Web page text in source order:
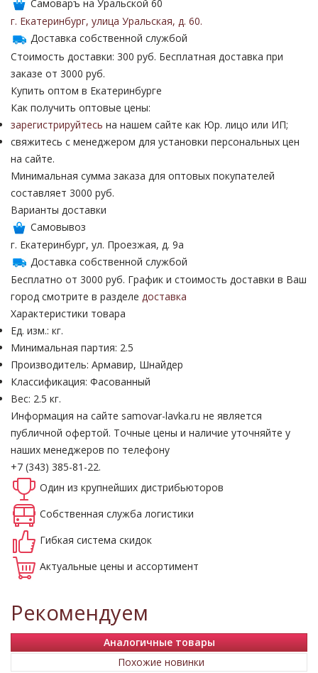
Самоваръ на Уральской 60
г. Екатеринбург, улица Уральская, д. 60.
Доставка собственной службой
Стоимость доставки: 300 руб. Бесплатная доставка при
заказе от 3000 руб.
Купить оптом в Екатеринбурге
Как получить оптовые цены:
зарегистрируйтесь на нашем сайте как Юр. лицо или ИП;
свяжитесь с менеджером для установки персональных цен
на сайте.
Минимальная сумма заказа для оптовых покупателей
составляет 3000 руб.
Варианты доставки
Самовывоз
г. Екатеринбург, ул. Проезжая, д. 9а
Доставка собственной службой
Бесплатно от 3000 руб. График и стоимость доставки в Ваш
город смотрите в разделе доставка
Характеристики товара
Ед. изм.: кг.
Минимальная партия: 2.5
Производитель: Армавир, Шнайдер
Классификация: Фасованный
Вес: 2.5 кг.
Информация на сайте samovar-lavka.ru не является
публичной офертой. Точные цены и наличие уточняйте у
наших менеджеров по телефону
+7 (343) 385-81-22.
Один из крупнейших дистрибьюторов
Собственная служба логистики
Гибкая система скидок
Актуальные цены и ассортимент
Рекомендуем
Аналогичные товары
Похожие новинки